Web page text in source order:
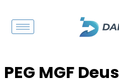
PEG MGF